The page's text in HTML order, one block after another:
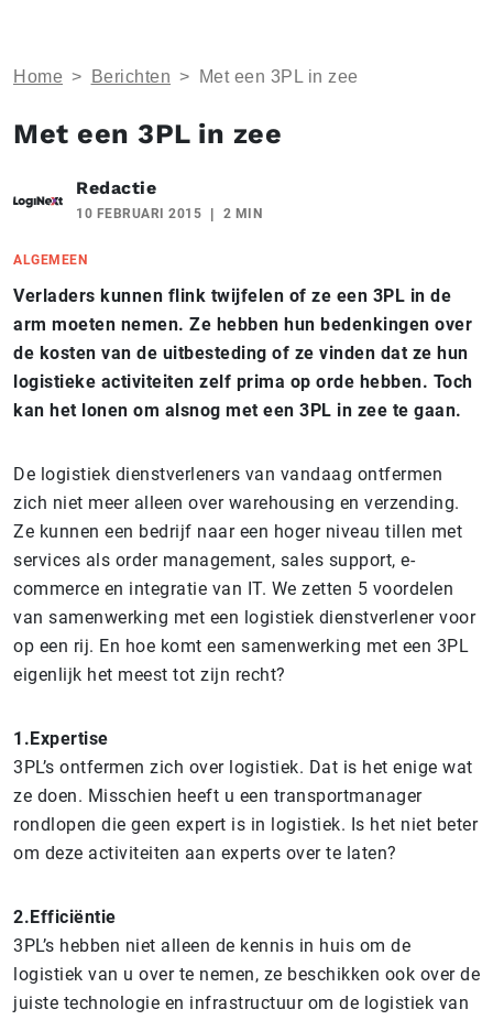
Home > Berichten > Met een 3PL in zee
Met een 3PL in zee
Redactie
10 FEBRUARI 2015 2 MIN
ALGEMEEN
Verladers kunnen flink twijfelen of ze een 3PL in de
arm moeten nemen. Ze hebben hun bedenkingen over
de kosten van de uitbesteding of ze vinden dat ze hun
logistieke activiteiten zelf prima op orde hebben. Toch
kan het lonen om alsnog met een 3PL in zee te gaan.
De logistiek dienstverleners van vandaag ontfermen
zich niet meer alleen over warehousing en verzending.
Ze kunnen een bedrijf naar een hoger niveau tillen met
services als order management, sales support, e-
commerce en integratie van IT. We zetten 5 voordelen
van samenwerking met een logistiek dienstverlener voor
op een rij. En hoe komt een samenwerking met een 3PL
eigenlijk het meest tot zijn recht?
1.Expertise
3PL’s ontfermen zich over logistiek. Dat is het enige wat
ze doen. Misschien heeft u een transportmanager
rondlopen die geen expert is in logistiek. Is het niet beter
om deze activiteiten aan experts over te laten?
2.Efficiëntie
3PL’s hebben niet alleen de kennis in huis om de
logistiek van u over te nemen, ze beschikken ook over de
juiste technologie en infrastructuur om de logistiek van